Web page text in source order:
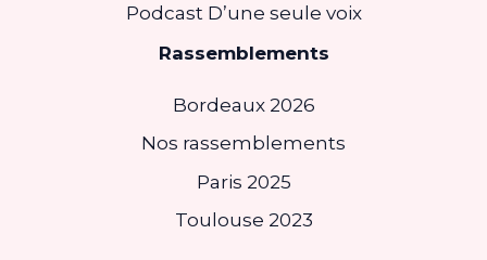
Podcast D’une seule voix
Rassemblements
Bordeaux 2026
Nos rassemblements
Paris 2025
Toulouse 2023